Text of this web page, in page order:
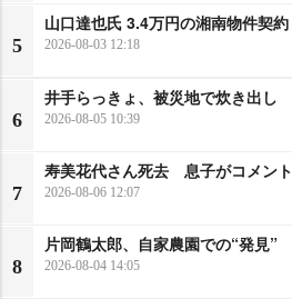
5
山口達也氏 3.4万円の湘南物件契約
2026-08-03 12:18
6
井手らっきょ、被災地で炊き出し
2026-08-05 10:39
7
寿美花代さん死去 息子がコメント
2026-08-06 12:07
8
片岡鶴太郎、自家農園での“発見”
2026-08-04 14:05